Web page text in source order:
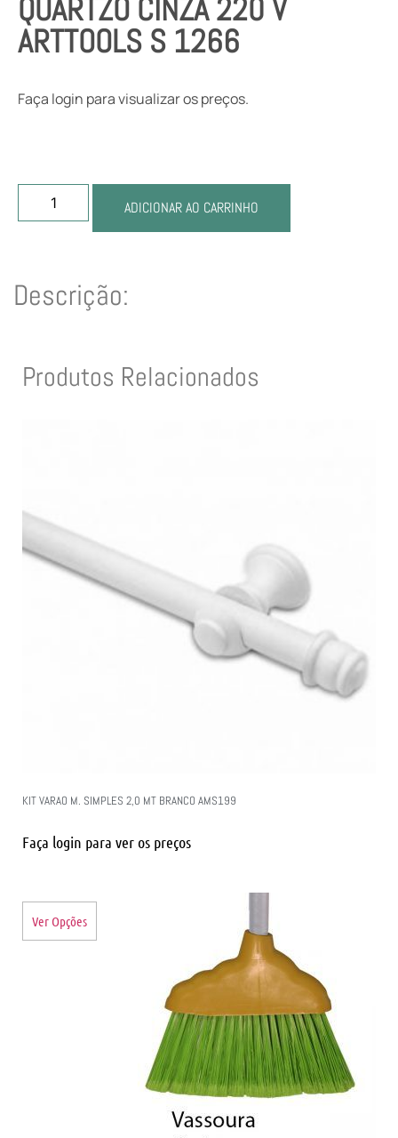
QUARTZO CINZA 220 V
ARTTOOLS S 1266
Faça login para visualizar os preços.
ADICIONAR AO CARRINHO
Descrição:
Produtos Relacionados
KIT VARAO M. SIMPLES 2,0 MT BRANCO AMS199
Faça login para ver os preços
Ver Opções